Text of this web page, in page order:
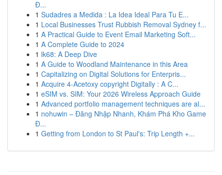
Đ...
1 Sudadres a Medida : La Idea Ideal Para Tu E...
1 Local Businesses Trust Rubbish Removal Sydney f...
1 A Practical Guide to Event Email Marketing Soft...
1 A Complete Guide to 2024
1 lk68: A Deep Dive
1 A Guide to Woodland Maintenance in this Area
1 Capitalizing on Digital Solutions for Enterpris...
1 Acquire 4-Acetoxy copyright Digitally : A C...
1 eSIM vs. SIM: Your 2026 Wireless Approach Guide
1 Advanced portfolio management techniques are al...
1 nohuwin – Đăng Nhập Nhanh, Khám Phá Kho Game
Đ...
1 Getting from London to St Paul's: Trip Length +...